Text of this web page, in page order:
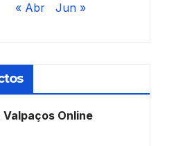
« Abr Jun »
Valpaços Online